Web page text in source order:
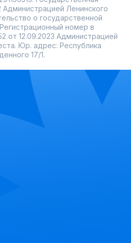
Администрацией Ленинского
о государственной
номер в
от 12.09.2023 Администрацией
Юр. адрес: Республика
17/1.